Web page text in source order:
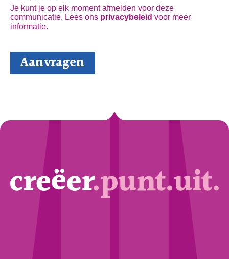
Je kunt je op elk moment afmelden voor deze
communicatie. Lees ons privacybeleid voor meer
informatie.